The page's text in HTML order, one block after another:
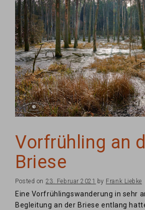
Vorfrühling an
Briese
Posted on 23. Februar 2021 by Frank Liebke
Eine Vorfrühlingswanderung in sehr
Begleitung an der Briese entlang